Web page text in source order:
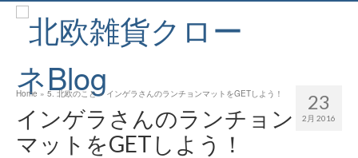
23
2月 2016
Home » 5. 北欧のこと»インゲラさんのランチョンマットをGETしよう！
インゲラさんのランチョン
マットをGETしよう！